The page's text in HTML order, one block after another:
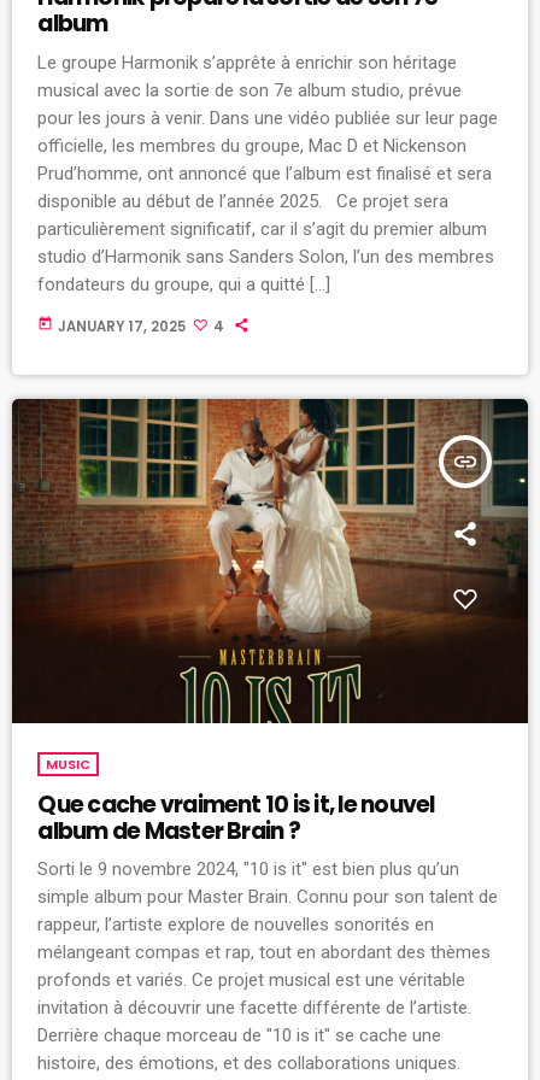
album
Le groupe Harmonik s’apprête à enrichir son héritage
musical avec la sortie de son 7e album studio, prévue
pour les jours à venir. Dans une vidéo publiée sur leur page
officielle, les membres du groupe, Mac D et Nickenson
Prud’homme, ont annoncé que l’album est finalisé et sera
disponible au début de l’année 2025. Ce projet sera
particulièrement significatif, car il s’agit du premier album
studio d’Harmonik sans Sanders Solon, l’un des membres
fondateurs du groupe, qui a quitté […]
today JANUARY 17, 2025 4
insert_link
MUSIC
Que cache vraiment 10 is it, le nouvel
album de Master Brain ?
Sorti le 9 novembre 2024, "10 is it" est bien plus qu’un
simple album pour Master Brain. Connu pour son talent de
rappeur, l’artiste explore de nouvelles sonorités en
mélangeant compas et rap, tout en abordant des thèmes
profonds et variés. Ce projet musical est une véritable
invitation à découvrir une facette différente de l’artiste.
Derrière chaque morceau de "10 is it" se cache une
histoire, des émotions, et des collaborations uniques.